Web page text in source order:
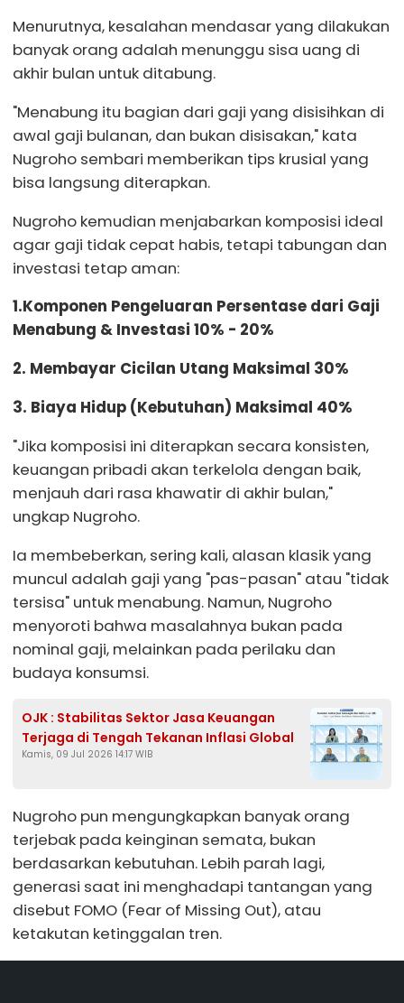
Menurutnya, kesalahan mendasar yang dilakukan
banyak orang adalah menunggu sisa uang di
akhir bulan untuk ditabung.
"Menabung itu bagian dari gaji yang disisihkan di
awal gaji bulanan, dan bukan disisakan," kata
Nugroho sembari memberikan tips krusial yang
bisa langsung diterapkan.
Nugroho kemudian menjabarkan komposisi ideal
agar gaji tidak cepat habis, tetapi tabungan dan
investasi tetap aman:
1.Komponen Pengeluaran Persentase dari Gaji
Menabung & Investasi 10% - 20%
2. Membayar Cicilan Utang Maksimal 30%
3. Biaya Hidup (Kebutuhan) Maksimal 40%
"Jika komposisi ini diterapkan secara konsisten,
keuangan pribadi akan terkelola dengan baik,
menjauh dari rasa khawatir di akhir bulan,"
ungkap Nugroho.
Ia membeberkan, sering kali, alasan klasik yang
muncul adalah gaji yang "pas-pasan" atau "tidak
tersisa" untuk menabung. Namun, Nugroho
menyoroti bahwa masalahnya bukan pada
nominal gaji, melainkan pada perilaku dan
budaya konsumsi.
OJK : Stabilitas Sektor Jasa Keuangan
Terjaga di Tengah Tekanan Inflasi Global
Kamis, 09 Jul 2026 14:17 WIB
Nugroho pun mengungkapkan banyak orang
terjebak pada keinginan semata, bukan
berdasarkan kebutuhan. Lebih parah lagi,
generasi saat ini menghadapi tantangan yang
disebut FOMO (Fear of Missing Out), atau
ketakutan ketinggalan tren.